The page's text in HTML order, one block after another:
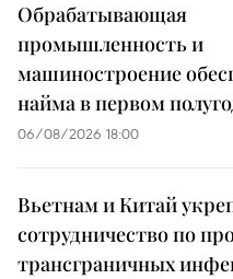
Обрабатывающая
промышленность и
машиностроение
найма в первом
06/08/2026 18:00
Вьетнам и Китай
сотрудничество по
трансграничных